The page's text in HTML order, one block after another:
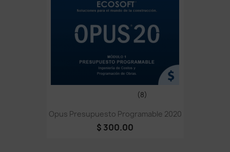
Opus Presupuesto Programable 2020
$ 300.00
(8)